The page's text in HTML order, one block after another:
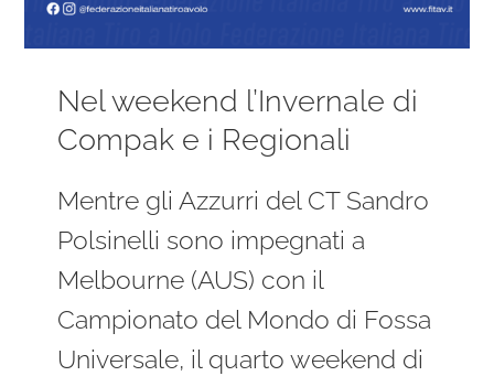
Nel weekend l’Invernale di
Compak e i Regionali
Mentre gli Azzurri del CT Sandro
Polsinelli sono impegnati a
Melbourne (AUS) con il
Campionato del Mondo di Fossa
Universale, il quarto weekend di